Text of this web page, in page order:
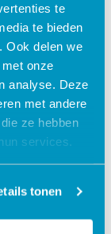
te
te bieden
Ook delen we
onze
analyse. Deze
met andere
ze hebben
services.
tonen